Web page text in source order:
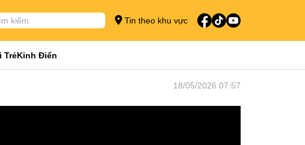
Tin theo khu vực
TrẻKinh Điển
18/05/2026 07:57